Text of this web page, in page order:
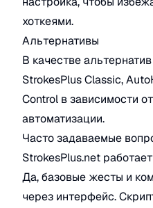
хоткеями.
Альтернативы
В качестве
StrokesPlus Classic,
Control в зависимости
автоматизации.
Часто задаваемые
StrokesPlus.net
Да, базовые жесты и
через интерфейс.